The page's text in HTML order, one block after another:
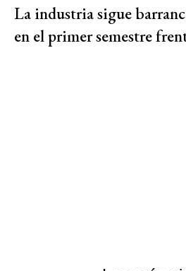
La industria sigue
en el primer semestre